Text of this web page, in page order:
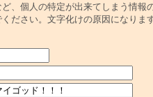
、個人の特定が出来てしまう情報
ださい。文字化けの原因になりま